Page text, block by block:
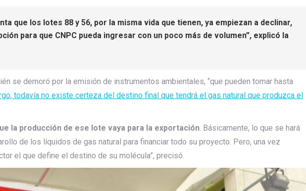
que los lotes 88 y 56, por la misma vida que tienen, ya empiezan a declinar,
para que CNPC pueda ingresar con un poco más de volumen”, explicó la
se demoró por la emisión de instrumentos ambientales, “que pueden tomar hasta
todavía no existe certeza del destino final que tendrá el gas natural que produzca el
la producción de ese lote vaya para la exportación. Básicamente, lo que se hará
de los líquidos de gas natural para financiar todo su proyecto. Pero, una vez
el que define el destino de su molécula”, precisó.